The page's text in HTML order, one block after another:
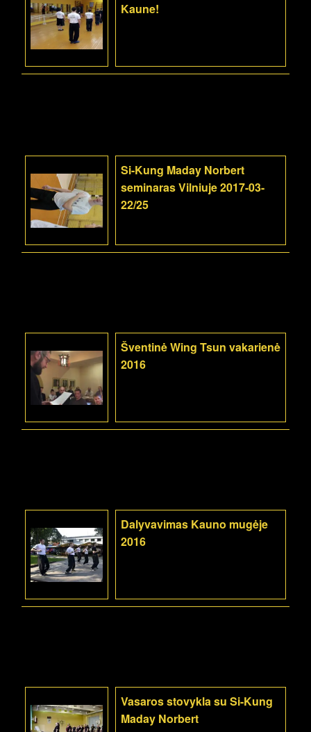
Kaune!
Si-Kung Maday Norbert
seminaras Vilniuje 2017-03-
22/25
Šventinė Wing Tsun vakarienė
2016
Dalyvavimas Kauno mugėje
2016
Vasaros stovykla su Si-Kung
Maday Norbert